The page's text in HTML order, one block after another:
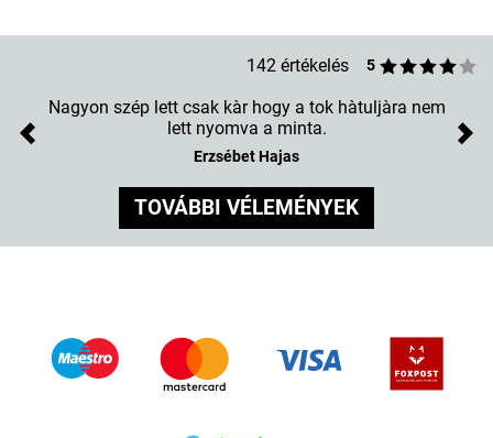
142 értékelés 5
Nagyon szép lett csak kàr hogy a tok hàtuljàra nem
lett nyomva a minta.
Erzsébet Hajas
Previous
TOVÁBBI VÉLEMÉNYEK